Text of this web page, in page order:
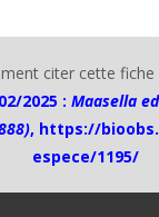
citer cette fiche
2025 : Maasella
, https://
espece/1195/